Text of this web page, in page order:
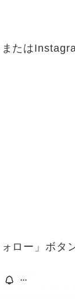
たは
ロー」ボタ